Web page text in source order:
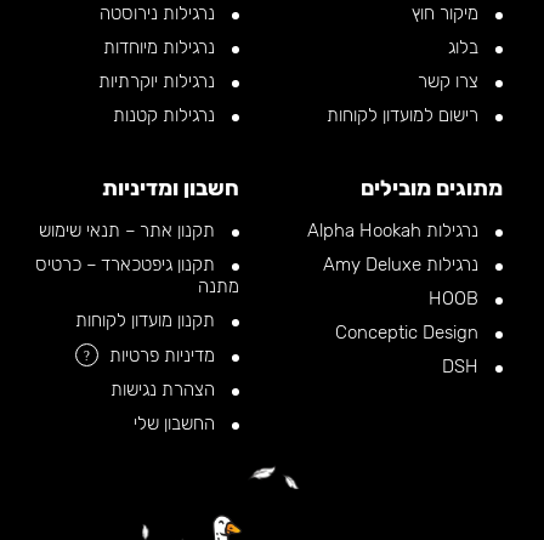
מיקור חוץ
בלוג
צרו קשר
רישום למועדון לקוחות
נרגילות נירוסטה
נרגילות מיוחדות
נרגילות יוקרתיות
נרגילות קטנות
מתוגים מובילים
נרגילות Alpha Hookah
נרגילות Amy Deluxe
חשבון ומדיניות
תקנון אתר – תנאי שימוש
תקנון גיפטכארד – כרטיס
מתנה
תקנון מועדון לקוחות
מדיניות פרטיות
?
הצהרת נגישות
החשבון שלי